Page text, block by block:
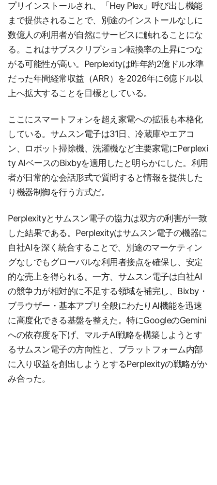
プリインストールされ、「Hey Plex」呼び出し機能
まで提供されることで、別途のインストールなしに
数億人の利用者が自然にサービスに触れることにな
る。これはサブスクリプション転換率の上昇につな
がる可能性が高い。Perplexityは昨年約2億ドル水準
だった年間経常収益（ARR）を2026年に6億ドル以
上へ拡大することを目標としている。
ここにスマートフォンを超え家電への拡張も本格化
している。サムスン電子は31日、冷蔵庫やエアコ
ン、ロボット掃除機、洗濯機など主要家電にPerplexi
ty AIベースのBixbyを適用したと明らかにした。利用
者が日常的な会話形式で質問すると情報を提供した
り機器制御を行う方式だ。
Perplexityとサムスン電子の協力は双方の利害が一致
した結果である。Perplexityはサムスン電子の機器に
自社AIを深く統合することで、別途のマーケティン
グなしでもグローバルな利用者接点を確保し、安定
的な売上を得られる。一方、サムスン電子は自社AI
の競争力が相対的に不足する領域を補完し、Bixby・
ブラウザー・基本アプリ全般にわたりAI機能を迅速
に高度化できる基盤を整えた。特にGoogleのGemini
への依存度を下げ、マルチAI戦略を構築しようとす
るサムスン電子の方向性と、プラットフォーム内部
に入り収益を創出しようとするPerplexityの戦略がか
み合った。